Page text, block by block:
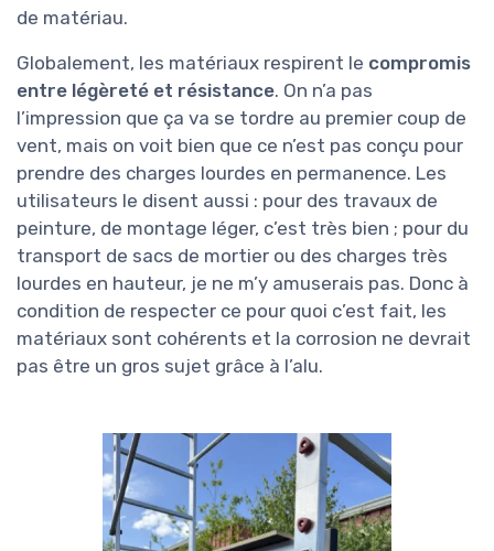
de matériau.
Globalement, les matériaux respirent le compromis
entre légèreté et résistance. On n’a pas
l’impression que ça va se tordre au premier coup de
vent, mais on voit bien que ce n’est pas conçu pour
prendre des charges lourdes en permanence. Les
utilisateurs le disent aussi : pour des travaux de
peinture, de montage léger, c’est très bien ; pour du
transport de sacs de mortier ou des charges très
lourdes en hauteur, je ne m’y amuserais pas. Donc à
condition de respecter ce pour quoi c’est fait, les
matériaux sont cohérents et la corrosion ne devrait
pas être un gros sujet grâce à l’alu.